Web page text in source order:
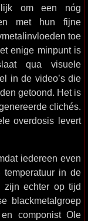
om een nóg
met hun fijne
toe
enige minpunt is
qua visuele
in de video’s die
getoond. Het is
clichés.
overdosis levert
iedereen even
in de
zijn echter op tijd
blackmetalgroep
componist Ole